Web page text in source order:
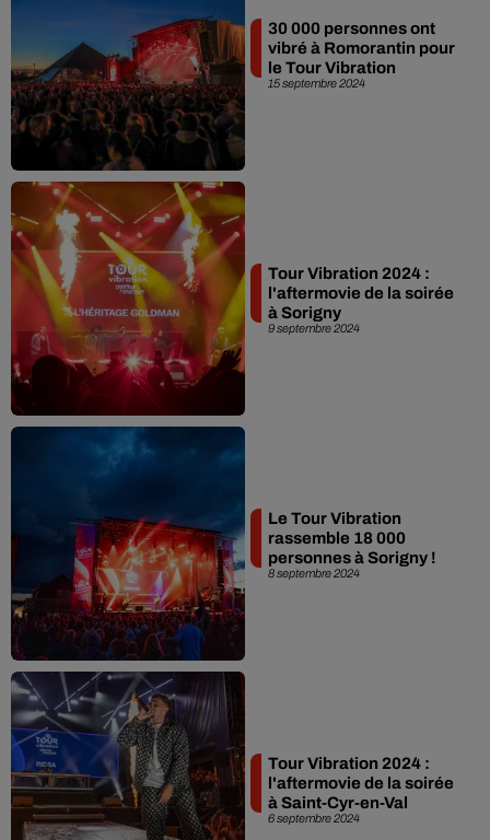
15 septembre 2024
30 000 personnes ont
vibré à Romorantin pour
le Tour Vibration
9 septembre 2024
Tour Vibration 2024 :
l'aftermovie de la soirée
à Sorigny
8 septembre 2024
Le Tour Vibration
rassemble 18 000
personnes à Sorigny !
6 septembre 2024
Tour Vibration 2024 :
l'aftermovie de la soirée
à Saint-Cyr-en-Val